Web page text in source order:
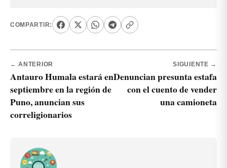
COMPARTIR:
← ANTERIOR
Antauro Humala estará en
septiembre en la región de
Puno, anuncian sus
correligionarios
SIGUIENTE →
Denuncian presunta estafa
con el cuento de vender
una camioneta